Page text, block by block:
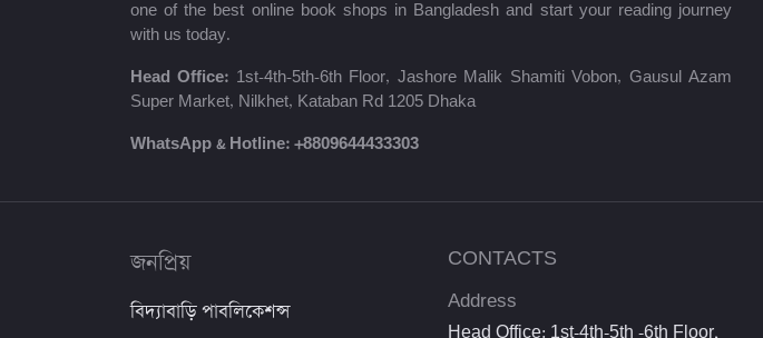
মহাদেব সাহা
প্রমথ চৌধুরী
শরৎচন্দ্র চট্টোপাধ্যায়
সলিমুল্লাহ খান
one of the best online book shops in Bangladesh and start your reading journey
with us today.
Head Office: 1st-4th-5th-6th Floor, Jashore Malik Shamiti Vobon, Gausul Azam
Super Market, Nilkhet, Kataban Rd 1205 Dhaka
WhatsApp & Hotline: +8809644433303
জনপ্রিয়
বিদ্যাবাড়ি পাবলিকেশন্স
CONTACTS
Address
Head Office: 1st-4th-5th -6th Floor,